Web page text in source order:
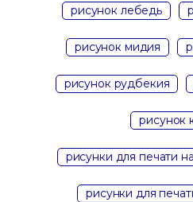
рисунок лебедь
рисунок мидия
рисунок рудбекия
рисунок
рисунки для печати
рисунки для